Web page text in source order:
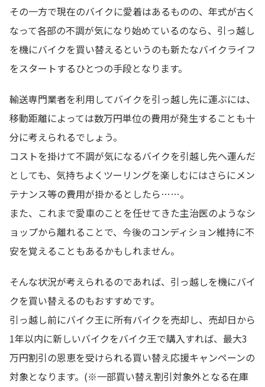
その一方で現在のバイクに愛着はあるものの、年式が古く
なって各部の不調が気になり始めているのなら、引っ越し
を機にバイクを買い替えるというのも新たなバイクライフ
をスタートするひとつの手段となります。
輸送専門業者を利用してバイクを引っ越し先に運ぶには、
移動距離によっては数万円単位の費用が発生することも十
分に考えられるでしょう。
コストを掛けて不調が気になるバイクを引越し先へ運んだ
としても、気持ちよくツーリングを楽しむにはさらにメン
テナンス等の費用が掛かるとしたら……。
また、これまで愛車のことを任せてきた主治医のようなシ
ョップから離れることで、今後のコンディション維持に不
安を覚えることもあるかもしれません。
そんな状況が考えられるのであれば、引っ越しを機にバイ
クを買い替えるのもおすすめです。
引っ越し前にバイク王に所有バイクを売却し、売却日から
1年以内に新しいバイクをバイク王で購入すれば、最大3
万円割引の恩恵を受けられる買い替え応援キャンペーンの
対象となります。(※一部買い替え割引対象外となる在庫